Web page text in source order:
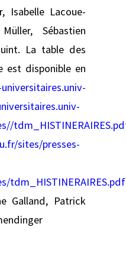
Isabelle Lacoue-
Sébastien
La table des
est disponible en
sites/presses-
tdm_HISTINERAIRES.pdf
Galland, Patrick